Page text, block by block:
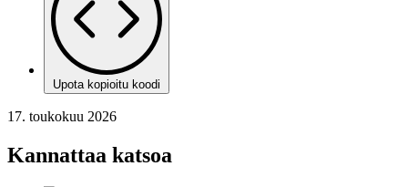
Upota kopioitu koodi
17. toukokuu 2026
Kannattaa katsoa